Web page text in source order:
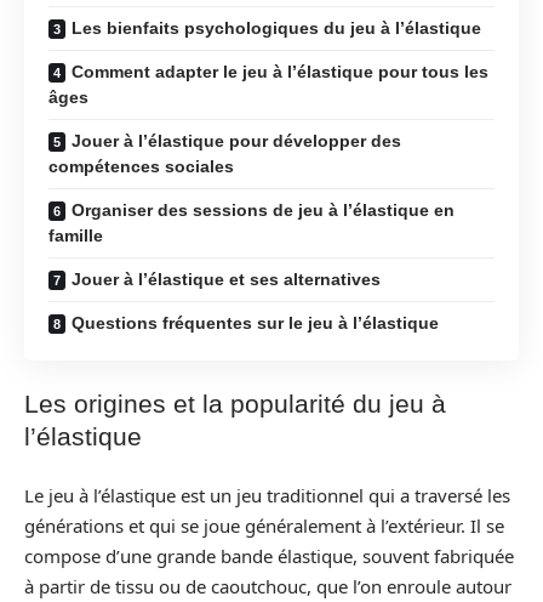
Les bienfaits psychologiques du jeu à l’élastique
Comment adapter le jeu à l’élastique pour tous les
âges
Jouer à l’élastique pour développer des
compétences sociales
Organiser des sessions de jeu à l’élastique en
famille
Jouer à l’élastique et ses alternatives
Questions fréquentes sur le jeu à l’élastique
Les origines et la popularité du jeu à
l’élastique
Le jeu à l’élastique est un jeu traditionnel qui a traversé les
générations et qui se joue généralement à l’extérieur. Il se
compose d’une grande bande élastique, souvent fabriquée
à partir de tissu ou de caoutchouc, que l’on enroule autour